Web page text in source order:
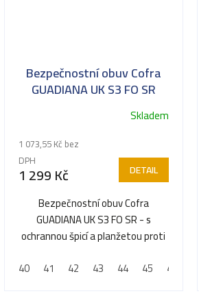
44 45 46 47 48
Bezpečnostní obuv Cofra
GUADIANA UK S3 FO SR
Skladem
1 073,55 Kč bez
DPH
1 299 Kč DETAIL
Bezpečnostní obuv Cofra
GUADIANA UK S3 FO SR - s
ochrannou špicí a planžetou proti
40 41 42 43 44 45 46